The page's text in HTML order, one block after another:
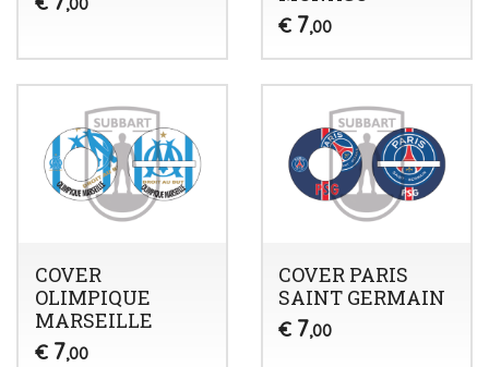
€ 7,00
COVER
OLIMPIQUE
MARSEILLE
€ 7,00
COVER PARIS
SAINT GERMAIN
€ 7,00